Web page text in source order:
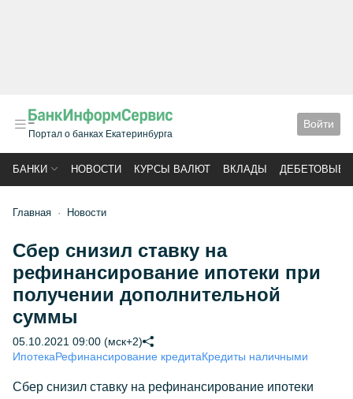
Портал о банках Екатеринбурга
Войти
БАНКИ НОВОСТИ КУРСЫ ВАЛЮТ ВКЛАДЫ ДЕБЕТОВЫЕ
Главная Новости
Сбер снизил ставку на
рефинансирование ипотеки при
получении дополнительной
суммы
05.10.2021 09:00 (мск+2)
ИпотекаРефинансирование кредитаКредиты наличными
Сбер снизил ставку на рефинансирование ипотеки